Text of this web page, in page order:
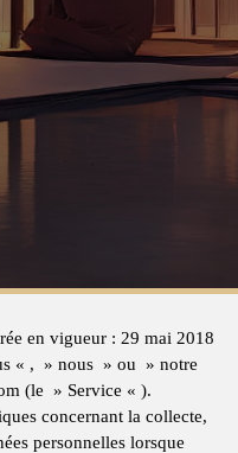
en vigueur : 29 mai 2018
« , » nous » ou » notre
(le » Service « ).
concernant la collecte,
personnelles lorsque